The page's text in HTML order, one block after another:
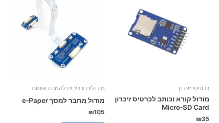
כרטיסי זיכרון
מודול קורא וכותב לכרטיס זיכרון
Micro-SD Card
₪35
מודולים ורכיבים להמרת אותות
מודול מחבר למסך e-Paper
₪105